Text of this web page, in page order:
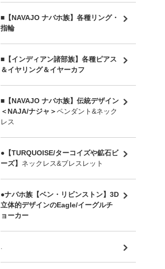
■【NAVAJO ナバホ族】各種リング・
指輪
■【インディアン諸部族】各種ピアス
＆イヤリング＆イヤーカフ
■【NAVAJO ナバホ族】伝統デザイン
＜NAJA/ナジャ＞ペンダント&ネック
レス
●【TURQUOISE/ターコイズや鉱石ビ
ーズ】 ネックレス&ブレスレット
●ナバホ族【ベン・リビンストン】3D
立体的デザインのEagle/イーグルチ
ョーカー